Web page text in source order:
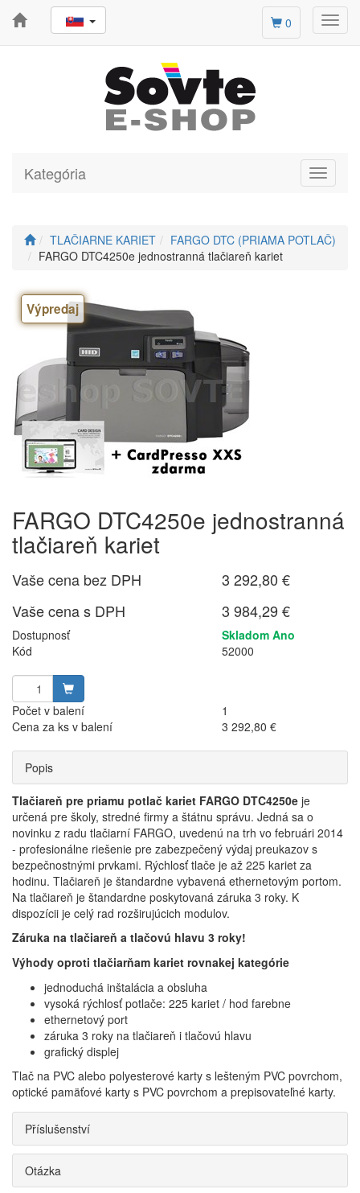
0
Toggle
Kategória
TLAČIARNE KARIET
FARGO DTC (PRIAMA POTLAČ)
FARGO DTC4250e jednostranná tlačiareň kariet
Výpredaj
FARGO DTC4250e jednostranná
tlačiareň kariet
Vaše cena bez DPH
3 292,80 €
Vaše cena s DPH
3 984,29 €
Dostupnosť
Skladom Ano
Kód
52000
Počet v balení
1
Cena za ks v balení
3 292,80 €
Popis
Tlačiareň pre priamu potlač kariet FARGO DTC4250e je
určená pre školy, stredné firmy a štátnu správu. Jedná sa o
novinku z radu tlačiarní FARGO, uvedenú na trh vo februári 2014
- profesionálne riešenie pre zabezpečený výdaj preukazov s
bezpečnostnými prvkami. Rýchlosť tlače je až 225 kariet za
hodinu. Tlačiareň je štandardne vybavená ethernetovým portom.
Na tlačiareň je štandardne poskytovaná záruka 3 roky. K
dispozícii je celý rad rozširujúcich modulov.
Záruka na tlačiareň a tlačovú hlavu 3 roky!
Výhody oproti tlačiarňam kariet rovnakej kategórie
jednoduchá inštalácia a obsluha
vysoká rýchlosť potlače: 225 kariet / hod farebne
ethernetový port
záruka 3 roky na tlačiareň i tlačovú hlavu
grafický displej
Tlač na PVC alebo polyesterové karty s lešteným PVC povrchom,
optické pamäťové karty s PVC povrchom a prepisovateľné karty.
Příslušenství
Otázka